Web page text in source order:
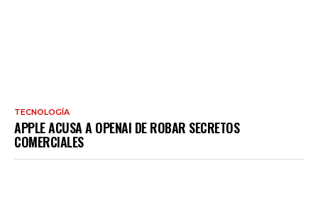
TECNOLOGÍA
APPLE ACUSA A OPENAI DE ROBAR SECRETOS
COMERCIALES